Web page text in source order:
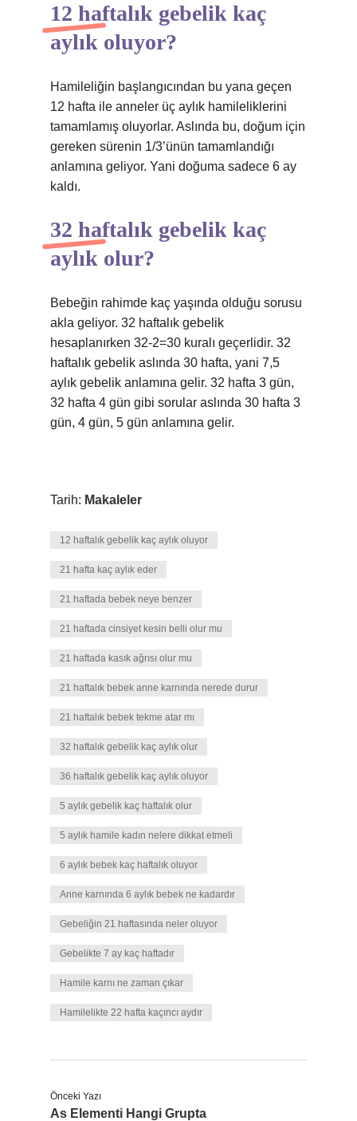
12 haftalık gebelik kaç
aylık oluyor?
Hamileliğin başlangıcından bu yana geçen
12 hafta ile anneler üç aylık hamileliklerini
tamamlamış oluyorlar. Aslında bu, doğum için
gereken sürenin 1/3’ünün tamamlandığı
anlamına geliyor. Yani doğuma sadece 6 ay
kaldı.
32 haftalık gebelik kaç
aylık olur?
Bebeğin rahimde kaç yaşında olduğu sorusu
akla geliyor. 32 haftalık gebelik
hesaplanırken 32-2=30 kuralı geçerlidir. 32
haftalık gebelik aslında 30 hafta, yani 7,5
aylık gebelik anlamına gelir. 32 hafta 3 gün,
32 hafta 4 gün gibi sorular aslında 30 hafta 3
gün, 4 gün, 5 gün anlamına gelir.
Tarih: Makaleler
12 haftalık gebelik kaç aylık oluyor
21 hafta kaç aylık eder
21 haftada bebek neye benzer
21 haftada cinsiyet kesin belli olur mu
21 haftada kasık ağrısı olur mu
21 haftalık bebek anne karnında nerede durur
21 haftalık bebek tekme atar mı
32 haftalık gebelik kaç aylık olur
36 haftalık gebelik kaç aylık oluyor
5 aylık gebelik kaç haftalık olur
5 aylık hamile kadın nelere dikkat etmeli
6 aylık bebek kaç haftalık oluyor
Anne karnında 6 aylık bebek ne kadardır
Gebeliğin 21 haftasında neler oluyor
Gebelikte 7 ay kaç haftadır
Hamile karnı ne zaman çıkar
Hamilelikte 22 hafta kaçıncı aydır
Önceki Yazı
As Elementi Hangi Grupta